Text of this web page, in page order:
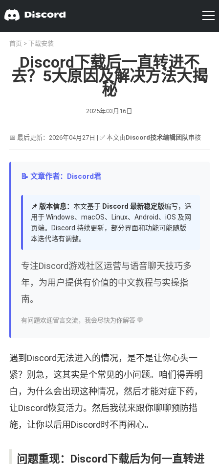
首页 > 下载安装
Discord下载后一直转进不
去？5大原因及解决方法大揭
秘
2025年03月16日
📅 最后更新：2026年04月27日 | ✅ 本文由Discord技术编辑团队审核
📝 文章作者：Discord君
📌 版本信息： 本文基于 Discord 最新稳定版编写，适
用于 Windows、macOS、Linux、Android、iOS 及网
页端。Discord 持续更新，部分界面和功能可能随版
本迭代略有调整。
专注Discord游戏社区运营与语音聊天技巧多
年，为用户提供有价值的中文教程与实操指
南。
有问题欢迎留言交流，我会尽快为你解答 💬
遇到Discord无法进入的情况，是不是让你心头一
紧？别急，这其实是个常见的小问题。咱们得弄明
白，为什么会出现这种情况，然后才能对症下药，
让Discord恢复活力。然后我就来跟你聊聊预防措
施，让你以后用Discord时不再闹心。
问题重现：Discord下载后为何一直转进